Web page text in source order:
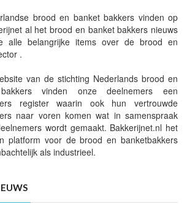
brood en banket bakkers vinden op
al het brood en banket bakkers nieuws
alle belangrijke items over de brood en
.
van de stichting Nederlands brood en
vinden onze deelnemers een
register waarin ook hun vertrouwde
naar voren komen wat in samenspraak
wordt gemaakt. Bakkerijnet.nl het
platform voor de brood en banketbakkers
als industrieel.